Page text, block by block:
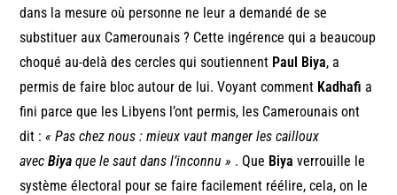
dans la mesure où personne ne leur a demandé de se
substituer aux Camerounais ? Cette ingérence qui a beaucoup
choqué au-delà des cercles qui soutiennent Paul Biya, a
permis de faire bloc autour de lui. Voyant comment Kadhafi a
fini parce que les Libyens l’ont permis, les Camerounais ont
dit :« Pas chez nous : mieux vaut manger les cailloux
avecBiya que le saut dans l’inconnu » . Que Biya verrouille le
système électoral pour se faire facilement réélire, cela, on le